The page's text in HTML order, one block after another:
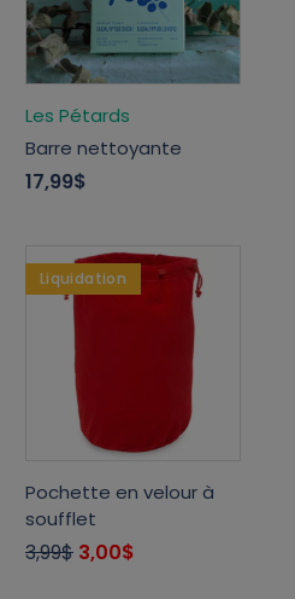
Les Pétards
Barre nettoyante
17,99$
Liquidation
Pochette en velour à
soufflet
3,99$ 3,00$